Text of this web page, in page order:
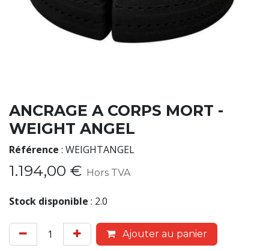
ANCRAGE A CORPS MORT -
WEIGHT ANGEL
Référence : WEIGHTANGEL
1.194,00 € Hors TVA
Stock disponible : 2.0
Ajouter au panier